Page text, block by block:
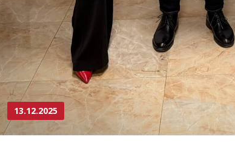
13.12.2025